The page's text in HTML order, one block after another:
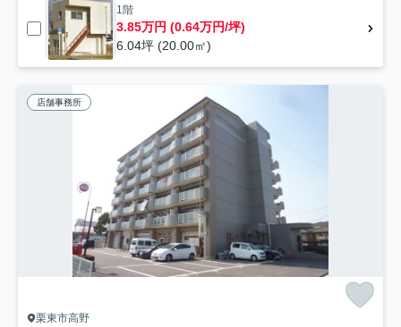
1階
3.85万円 (0.64万円/坪)
6.04坪 (20.00㎡)
店舗事務所
栗東市高野